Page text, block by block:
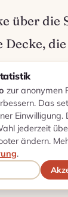
über die
Decke,
in die
zur anonymen
Das
Einwilligung.
jederzeit
ändern.
.